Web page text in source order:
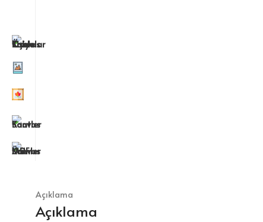
Açıklama
Açıklama